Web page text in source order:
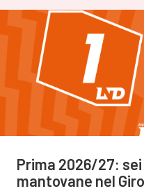
Prima 2026/27:
mantovane nel